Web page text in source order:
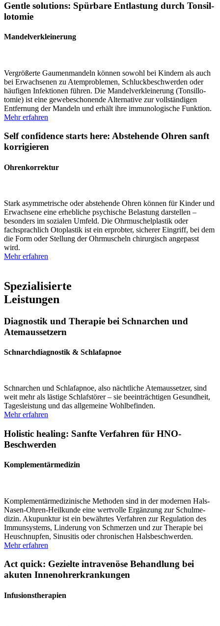
Gentle solutions: Spürbare Entlastung durch Tonsil­
lo­tomie
Mandel­verkleinerung
Vergrö­ßerte Gaumen­mandeln können sowohl bei Kindern als auch
bei Erwach­senen zu Atempro­blemen, Schluck­be­schwerden oder
häufigen Infek­tionen führen. Die Mandel­verkleinerung (Tonsil­lo­
tomie) ist eine gewebe­scho­nende Alter­native zur vollstän­digen
Entfernung der Mandeln und erhält ihre immuno­lo­gische Funktion.
Mehr erfahren
Self confi­dence starts here: Abste­hende Ohren sanft
korri­gieren
Ohren­korrektur
Stark asymme­trische oder abste­hende Ohren können für Kinder und
Erwachsene eine erheb­liche psychische Belastung darstellen –
besonders im sozialen Umfeld. Die Ohrmu­schel­plastik oder
fachsprachlich Otoplastik ist ein erprobter, sicherer Eingriff, bei dem
die Form oder Stellung der Ohrmu­scheln chirur­gisch angepasst
wird.
Mehr erfahren
Spezia­li­sierte
Leistungen
Diagnostik und Therapie bei Schnarchen und
Atemaus­setzern
Schnarch­diagnostik & Schlaf­apnoe
Schnarchen und Schlaf­apnoe, also nächt­liche Atemaus­setzer, sind
weit mehr als lästige Schlaf­störer – sie beein­träch­tigen Gesundheit,
Tages­leistung und das allge­meine Wohlbe­finden.
Mehr erfahren
Holistic healing: Sanfte Verfahren für HNO-
Beschwerden
Komplementär­medizin
Komple­men­tär­me­di­zi­nische Methoden sind in der modernen Hals-
Nasen-Ohren-Heilkunde eine wertvolle Ergänzung zur Schul­me­
dizin. Akupunktur ist ein bewährtes Verfahren zur Regulation des
Immun­systems, Linderung von Schmerzen und zur Therapie bei
Heuschnupfen, Sinusitis oder chroni­schen Halsbe­schwerden.
Mehr erfahren
Act quick: Gezielte intra­venöse Behandlung bei
akuten Innen­oh­r­er­kran­kungen
Infusions­therapien